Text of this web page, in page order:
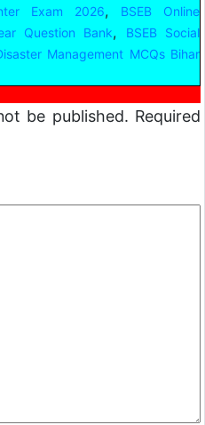
Exam 2026,
BSEB Online
Question Bank,
BSEB Social
Management MCQs Bihar
be published. Required